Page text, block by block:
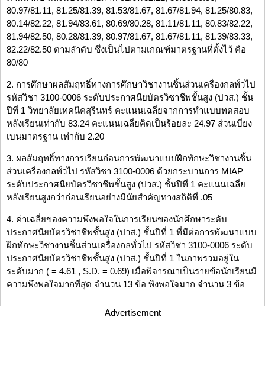
80.97/81.11, 81.25/81.39, 81.53/81.67, 81.67/81.94, 81.25/80.83,
80.14/82.22, 81.94/83.61, 80.69/80.28, 81.11/81.11, 80.83/82.22,
81.94/82.50, 80.28/81.39, 80.97/81.67, 81.67/81.11, 81.39/83.33,
82.22/82.50 ตามลำดับ ซึ่งเป็นไปตามเกณฑ์มาตรฐานที่ตั้งไว้ คือ
80/80
2. การศึกษาผลสัมฤทธิ์ทางการศึกษาวิชางานชิ้นส่วนเครื่องกลทั่วไป
รหัสวิชา 3100-0006 ระดับประกาศนียบัตรวิชาชีพชั้นสูง (ปวส.) ชั้น
ปีที่ 1 วิทยาลัยเทคนิคสุรินทร์ คะแนนเฉลี่ยจากการทำแบบทดสอบ
หลังเรียนเท่ากับ 83.24 คะแนนเฉลี่ยคิดเป็นร้อยละ 24.97 ส่วนเบี่ยง
เบนมาตรฐาน เท่ากับ 2.20
3. ผลสัมฤทธิ์ทางการเรียนก่อนการพัฒนาแบบฝึกทักษะวิชางานชิ้น
ส่วนเครื่องกลทั่วไป รหัสวิชา 3100-0006 ด้วยกระบวนการ MIAP
ระดับประกาศนียบัตรวิชาชีพชั้นสูง (ปวส.) ชั้นปีที่ 1 คะแนนเฉลี่ย
หลังเรียนสูงกว่าก่อนเรียนอย่างมีนัยสำคัญทางสถิติที่ .05
4. ค่าเฉลี่ยของความพึงพอใจในการเรียนของนักศึกษาระดับ
ประกาศนียบัตรวิชาชีพชั้นสูง (ปวส.) ชั้นปีที่ 1 ที่มีต่อการพัฒนาแบบ
ฝึกทักษะวิชางานชิ้นส่วนเครื่องกลทั่วไป รหัสวิชา 3100-0006 ระดับ
ประกาศนียบัตรวิชาชีพชั้นสูง (ปวส.) ชั้นปีที่ 1 ในภาพรวมอยู่ใน
ระดับมาก ( = 4.61 , S.D. = 0.69) เมื่อพิจารณาเป็นรายข้อนักเรียนมี
ความพึงพอใจมากที่สุด จำนวน 13 ข้อ พึงพอใจมาก จำนวน 3 ข้อ
Advertisement